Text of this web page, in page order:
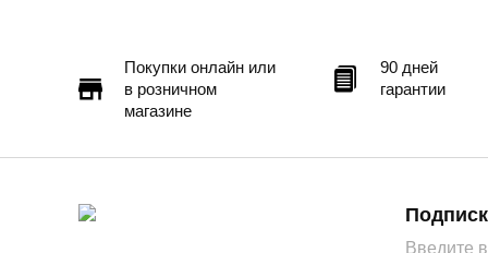
Покупки онлайн или
в розничном
магазине
90 дней
гарантии